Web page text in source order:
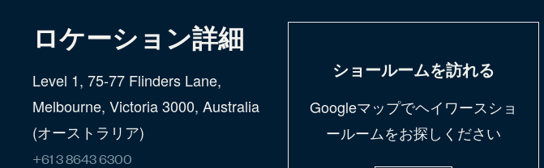
ロケーション詳細
Level 1, 75-77 Flinders Lane,
Melbourne, Victoria 3000, Australia
(オーストラリア)
+61 3 8643 6300
ショールームを訪れる
Googleマップでヘイワースショ
ールームをお探しください